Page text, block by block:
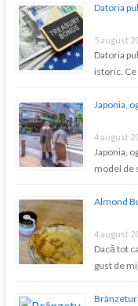
Datoria
5 august
Datoria
istoric. Ce
Japonia,
4 august
Japonia,
model de
Almond
4 august
Dacă tot
gust de